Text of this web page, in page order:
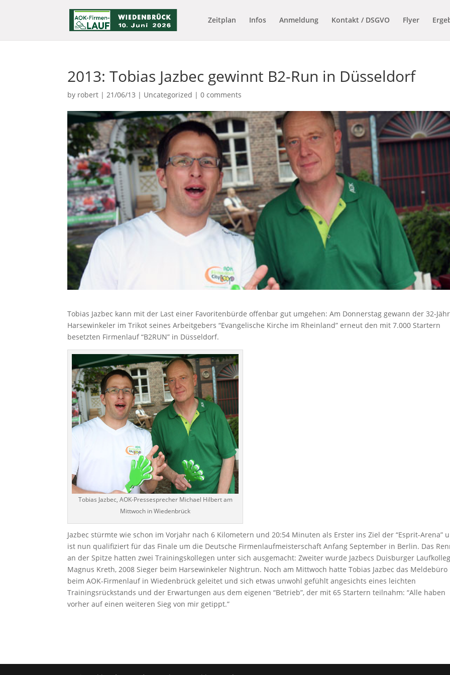
Zeitplan Infos Anmeldung Kontakt / DSGVO Flyer
2013: Tobias Jazbec gewinnt B2-Run in Düsseldorf
by robert |21/06/13 | Uncategorized |0 comments
Tobias Jazbec kann mit der Last einer Favoritenbürde offenbar gut umgehen: Am Donnerstag gewann der 32-
Harsewinkeler im Trikot seines Arbeitgebers “Evangelische Kirche im Rheinland” erneut den mit 7.000 Startern
besetzten Firmenlauf “B2RUN” in Düsseldorf.
Tobias Jazbec, AOK-Pressesprecher Michael Hilbert am
Mittwoch in Wiedenbrück
Jazbec stürmte wie schon im Vorjahr nach 6 Kilometern und 20:54 Minuten als Erster ins Ziel der “Esprit-Arena”
ist nun qualifiziert für das Finale um die Deutsche Firmenlaufmeisterschaft Anfang September in Berlin. Das
an der Spitze hatten zwei Trainingskollegen unter sich ausgemacht: Zweiter wurde Jazbecs Duisburger
Magnus Kreth, 2008 Sieger beim Harsewinkeler Nightrun. Noch am Mittwoch hatte Tobias Jazbec das Meldebüro
beim AOK-Firmenlauf in Wiedenbrück geleitet und sich etwas unwohl gefühlt angesichts eines leichten
Trainingsrückstands und der Erwartungen aus dem eigenen “Betrieb”, der mit 65 Startern teilnahm: “Alle haben
vorher auf einen weiteren Sieg von mir getippt.”